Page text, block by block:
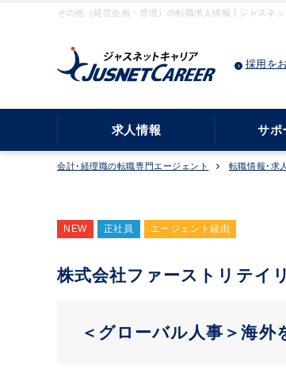
その他（経営企画・管理）の転職求人情報 | ジャスネ
採用を
求人情報 サポ
会計･経理職の転職専門エージェント 転職情報･求
NEW 正社員 エージェント経由
株式会社ファーストリテイ
＜グローバル人事＞海